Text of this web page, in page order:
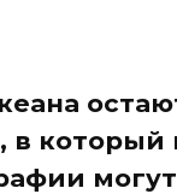
в который
могут